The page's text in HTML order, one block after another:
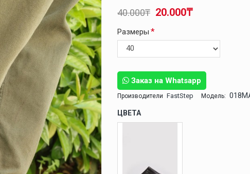
Заказ на Whatsapp
Производители FastStep Модель:
20.000₸
40.000₸
Размеры
ЦВЕТА